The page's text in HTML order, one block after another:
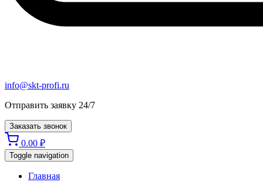
info@skt-profi.ru
Отправить заявку 24/7
Заказать звонок
0.00 ₽
Toggle navigation
Главная